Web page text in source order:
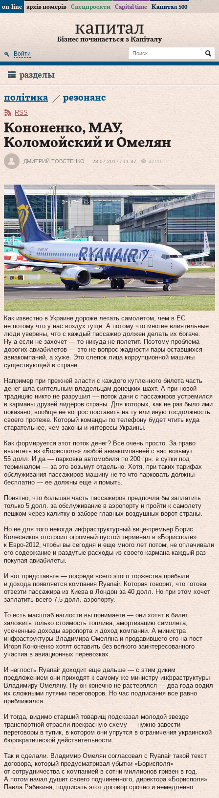
on-line архів номерів Спецпроекти Capital time Капитал 500
Бізнес починається з Капіталу
Войти
разделы
політика резонанс
RSS
Кононенко, МАУ,
Коломойский и Омелян
ДМИТРИЙ ТОВСТЕНКО 28.07.2017 / 11:37 42110
Как известно в Украине дороже летать самолетом, чем в ЕС
не потому что у нас воздух гуще. А потому что многие влиятельные
люди уверены, что с каждый пассажир должен делать их богаче.
Ну а если не захочет — то никуда не полетит. Поэтому проблема
дорогих авиабилетов — это не вопрос жадности пары оставшихся
авиакомпаний, а хуже. Это слепок лица коррупционной машины
существующей в стране.
Например при прежней власти с каждого купленного билета часть
денег шла сиятельным владельцам донецких шахт. А при новой
традицию никто не разрушил — поток дани с пассажиров устремился
в карманы друзей лидеров страны. Для которых, как не раз было ими
показано, вообще не вопрос поставить на ту или иную госдолжность
своего протеже. Который команды по телефону будет чтить куда
старательнее, чем законы и интересы Украины.
Как формируется этот поток денег? Все очень просто. За право
вылететь из «Борисполя» любой авиакомпанией с вас возьмут
55 долл. И да — парковка автомобиля по 200 грн. в сутки под
терминалом — за это возьмут отдельно. Хотя, при таких тарифах
обслуживания пассажиров машину не то что парковать должны
бесплатно — ее должны еще и помыть.
Понятно, что большая часть пассажиров предпочла бы заплатить
только 5 долл. за обслуживание в аэропорту и пройти к самолету
пешком через калитку в заборе главных воздушных ворот страны.
Но не для того некогда инфраструктурный вице-премьер Борис
Колесников отстроил огромный пустой терминал в «Борисполе»
к Евро-2012, чтобы вы сегодня и еще много лет потом, не оплачивали
его содержание и раздутые расходы из своего кармана каждый раз
покупая авиабилеты.
И вот представьте — посреди всего этого торжества прибыли
и дохода появляется компания Ryanair. Которая говорит, что готова
отвезти пассажира из Киева в Лондон за 40 долл. Но при этом хочет
заплатить всего 7,5 долл. аэропорту.
То есть масштаб наглости вы понимаете — они хотят в билет
заложить только стоимость топлива, амортизацию самолета,
усеченные доходы аэропорта и доход компании. А министра
инфраструктуры Владимира Омеляна и продавившего его на пост
Игоря Кононенко хотят оставить без всякого заинтересованного
участия в авиационных перевозках.
И наглость Ryanair доходит еще дальше — с этим диким
предложением они приходят к самому же министру инфраструктуры
Владимиру Омеляну. Ну он конечно не растерялся — два года водил
их сложными путями переговоров. Но час подписания все равно
приближался.
И тогда, видимо старший товарищ подсказал молодой звезде
транспортной отрасли прекрасную схему — нужно завести
переговоры в тупик, в котором они упрутся в ограничения украинской
бюрократической действительности.
Так и сделали. Владимир Омелян согласовал с Ryanair такой текст
договора, который предусматривал убытки «Борисполя»
от сотрудничества с компанией в сотни миллионов гривен в год.
А потом начал душит своего подчиненного, директора «Борисполя»
Павла Рябикина, подписать этот договор срочно и немедленно.